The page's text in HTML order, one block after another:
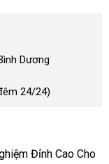
Dương
24/24)
Đỉnh Cao Cho